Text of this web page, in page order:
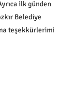
ilk günden
Belediye
teşekkürlerimi